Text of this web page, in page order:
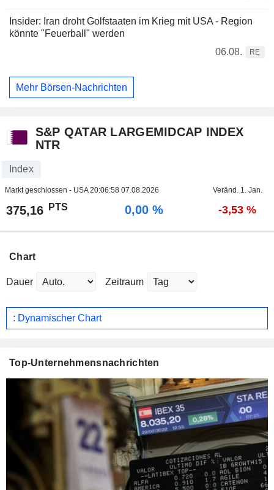
Insider: Iran droht Golfstaaten im Krieg mit USA - Region
könnte "Feuerball" werden
06.08.
RE
Mehr Börsen-Nachrichten
S&P QATAR LARGEMIDCAP INDEX
NTR
Index
Markt geschlossen - USA20:06:58 07.08.2026 Veränd. 1. Jan.
375,16 PTS 0,00 % -3,53 %
Chart
Dauer Zeitraum
: Dynamischer Chart
Top-Unternehmensnachrichten